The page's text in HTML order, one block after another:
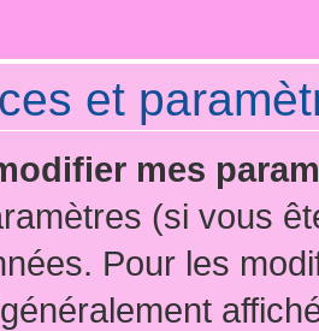
et
mes
(si vous
Pour les